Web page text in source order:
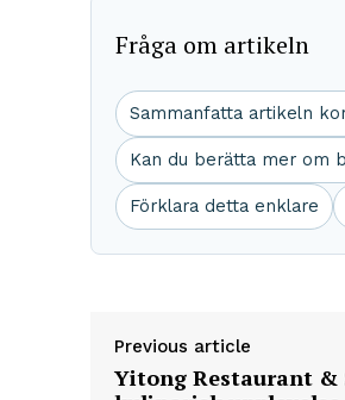
Fråga om artikeln
Sammanfatta artikeln
Kan du berätta mer om
Förklara detta enklare
Previous article
Yitong Restaurant &